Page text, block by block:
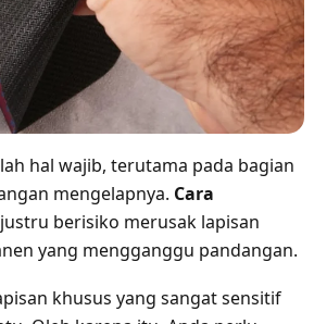
hal wajib, terutama pada bagian
mengelapnya. Cara
berisiko merusak lapisan
yang mengganggu pandangan.
khusus yang sangat sensitif